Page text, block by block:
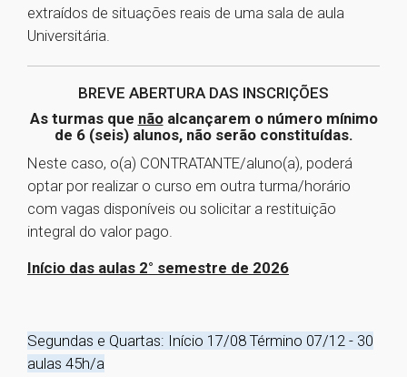
extraídos de situações reais de uma sala de aula
Universitária.
BREVE ABERTURA DAS INSCRIÇÕES
As turmas que nãoalcançarem o número mínimo
de 6 (seis) alunos, não serão constituídas.
Neste caso, o(a) CONTRATANTE/aluno(a), poderá
optar por realizar o curso em outra turma/horário
com vagas disponíveis ou solicitar a restituição
integral do valor pago.
Início das aulas 2° semestre de 2026
Segundas e Quartas: Início 17/08 Término 07/12 - 30
aulas 45h/a